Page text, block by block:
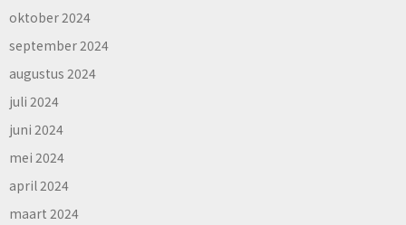
oktober 2024
september 2024
augustus 2024
juli 2024
juni 2024
mei 2024
april 2024
maart 2024